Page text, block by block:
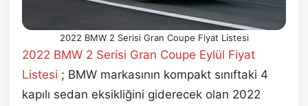
2022 BMW 2 Serisi Gran Coupe Fiyat Listesi
2022 BMW 2 Serisi Gran Coupe Eylül Fiyat
Listesi ; BMW markasının kompakt sınıftaki 4
kapılı sedan eksikliğini giderecek olan 2022